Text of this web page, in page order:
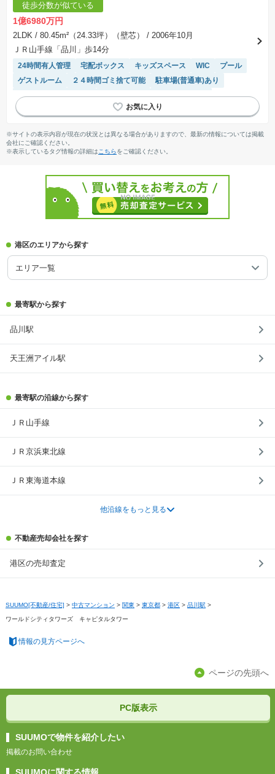
徒歩分数が似ている
1億6980万円
2LDK / 80.45m²（24.33坪）（壁芯）
/ 2006年10月
ＪＲ山手線「品川」歩14分
24時間有人管理 宅配ボックス キッズスペース WIC
プール
ゲストルーム
２４時間ゴミ捨て可能
駐車場(普通車)あり
駐輪場・バイク置き場
温水洗浄便座
ディスポーザー
リフォーム済み物件
ペット相談 陽当り良好
※サイトの表示内容が現在の状況とは異なる場合がありますので、最新の情報については掲載
会社にご確認ください。
※表示しているタグ情報の詳細は こちらをご確認ください。
港区のエリアから探す
エリア一覧
最寄駅から探す
品川駅
天王洲アイル駅
最寄駅の沿線から探す
ＪＲ山手線
ＪＲ京浜東北線
ＪＲ東海道本線
他沿線をもっと見る
不動産売却会社を探す
港区の売却査定
SUUMO[不動産/住宅] > 中古マンション > 関東 > 東京都 > 港区 > 品川駅 >
ワールドシティタワーズ キャピタルタワー
情報の見方ページへ
ページの先頭へ
PC版表示
SUUMOで物件を紹介したい
掲載のお問い合わせ